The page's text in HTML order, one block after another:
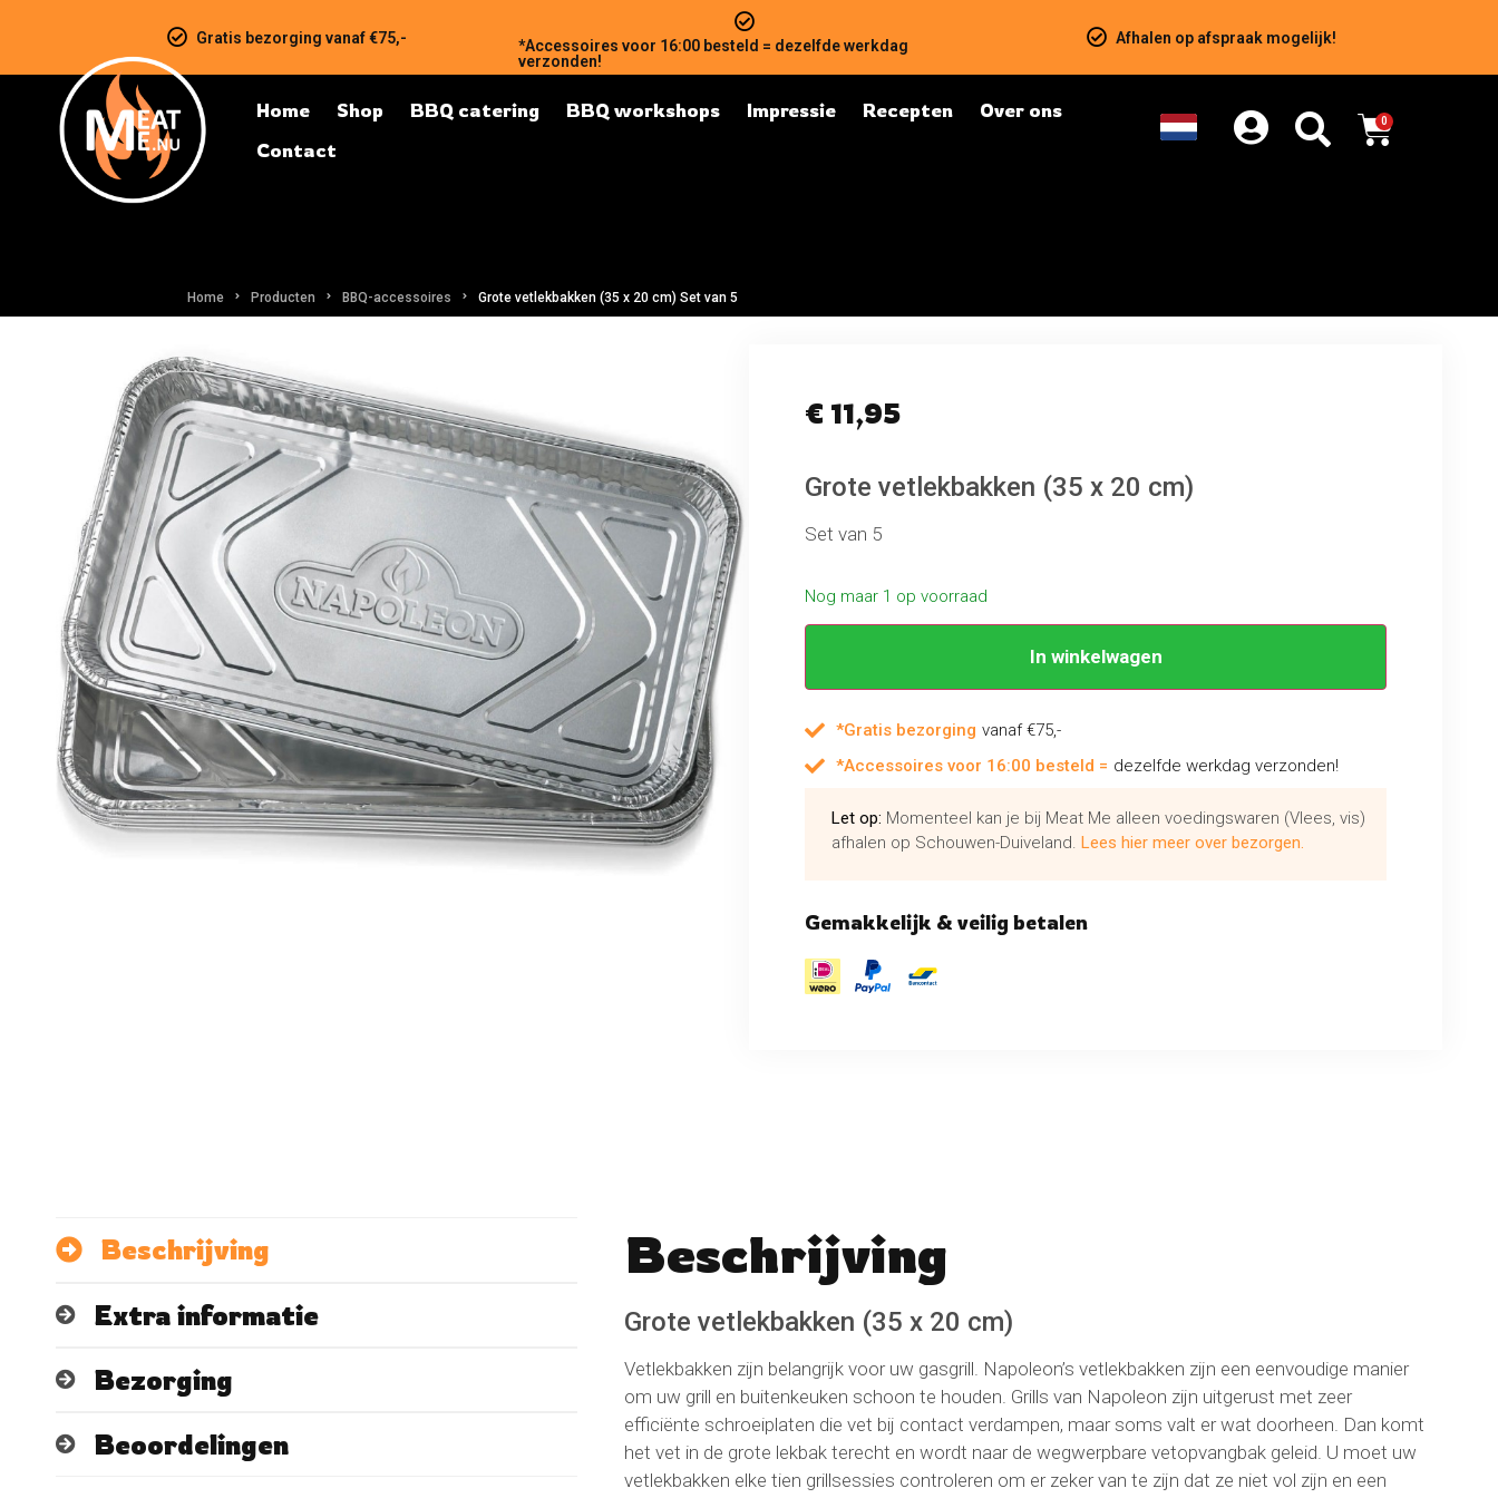
Gratis bezorging vanaf €75,-
*Accessoires voor 16:00 besteld = dezelfde werkdag
verzonden!
Afhalen op afspraak mogelijk!
Home Shop BBQ catering BBQ workshops Impressie Recepten
Over ons
Contact
0
Home Producten BBQ-accessoires Grote vetlekbakken (35 x 20 cm) Set van 5
€ 11,95
Grote vetlekbakken (35 x 20 cm)
Set van 5
Nog maar 1 op voorraad
In winkelwagen
*Gratis bezorging vanaf €75,-
*Accessoires voor 16:00 besteld = dezelfde werkdag verzonden!
Let op: Momenteel kan je bij Meat Me alleen voedingswaren (Vlees, vis)
afhalen op Schouwen-Duiveland. Lees hier meer over bezorgen.
Gemakkelijk & veilig betalen
Beschrijving
Extra informatie
Bezorging
Beoordelingen
Beschrijving
Grote vetlekbakken (35 x 20 cm)
Vetlekbakken zijn belangrijk voor uw gasgrill. Napoleon’s vetlekbakken zijn een eenvoudige manier
om uw grill en buitenkeuken schoon te houden. Grills van Napoleon zijn uitgerust met zeer
efficiënte schroeiplaten die vet bij contact verdampen, maar soms valt er wat doorheen. Dan komt
het vet in de grote lekbak terecht en wordt naar de wegwerpbare vetopvangbak geleid. U moet uw
vetlekbakken elke tien grillsessies controleren om er zeker van te zijn dat ze niet vol zijn en een
No reviews found Schrijf een beoordeling